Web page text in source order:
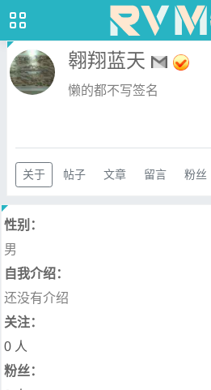
翱翔蓝天
懒的都不写签名
关于 帖子 文章 留言 粉丝
性别：
男
自我介绍：
还没有介绍
关注：
0 人
粉丝：